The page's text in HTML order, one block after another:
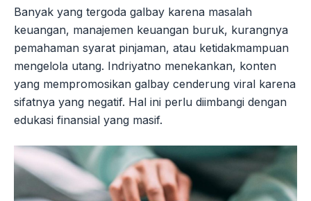
Banyak yang tergoda galbay karena masalah
keuangan, manajemen keuangan buruk, kurangnya
pemahaman syarat pinjaman, atau ketidakmampuan
mengelola utang. Indriyatno menekankan, konten
yang mempromosikan galbay cenderung viral karena
sifatnya yang negatif. Hal ini perlu diimbangi dengan
edukasi finansial yang masif.